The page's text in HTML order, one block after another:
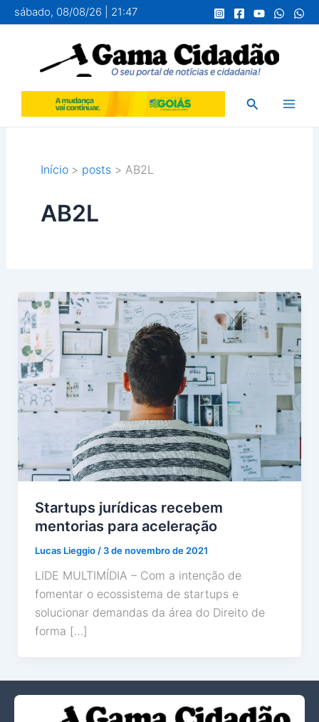
para
conteúdo
sábado, 08/08/26 | 21:47
Pesquisar
Início posts AB2L
AB2L
Startups jurídicas recebem
mentorias para aceleração
Lucas Lieggio / 3 de novembro de 2021
LIDE MULTIMÍDIA – Com a intenção de
fomentar o ecossistema de startups e
solucionar demandas da área do Direito de
forma […]